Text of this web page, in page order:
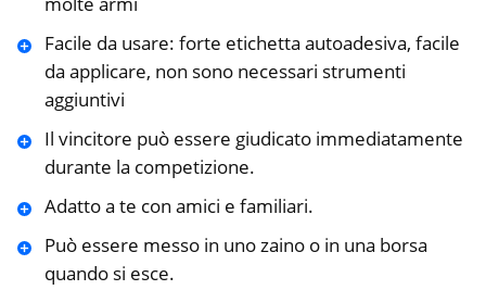
Facile da usare: forte etichetta autoadesiva, facile
da applicare, non sono necessari strumenti
aggiuntivi
Il vincitore può essere giudicato immediatamente
durante la competizione.
Adatto a te con amici e familiari.
Può essere messo in uno zaino o in una borsa
quando si esce.